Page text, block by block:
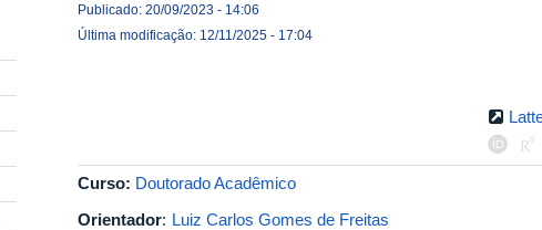
Publicado: 20/09/2023 - 14:06
Última modificação: 12/11/2025 - 17:04
Curso: Doutorado Acadêmico
Orientador: Luiz Carlos Gomes de Freitas